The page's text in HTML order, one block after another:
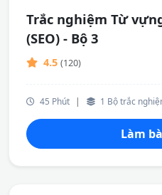
Trắc nghiệm Từ
(SEO) - Bộ 3
4.5 (120)
45 Phút | 1 Bộ trắc
Làm